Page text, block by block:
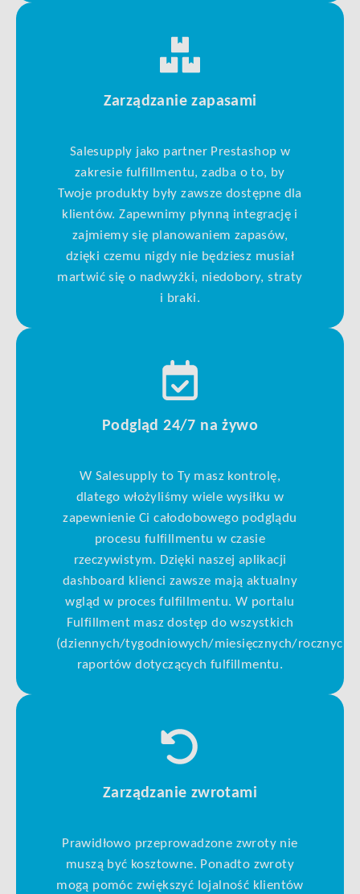
Zarządzanie zapasami
Salesupply jako partner Prestashop w
zakresie fulfillmentu, zadba o to, by
Twoje produkty były zawsze dostępne dla
klientów. Zapewnimy płynną integrację i
zajmiemy się planowaniem zapasów,
dzięki czemu nigdy nie będziesz musiał
martwić się o nadwyżki, niedobory, straty
i braki.
Podgląd 24/7 na żywo
W Salesupply to Ty masz kontrolę,
dlatego włożyliśmy wiele wysiłku w
zapewnienie Ci całodobowego podglądu
procesu fulfillmentu w czasie
rzeczywistym. Dzięki naszej aplikacji
dashboard klienci zawsze mają aktualny
wgląd w proces fulfillmentu. W portalu
Fulfillment masz dostęp do wszystkich
(dziennych/tygodniowych/miesięcznych/rocznych)
raportów dotyczących fulfillmentu.
Zarządzanie zwrotami
Prawidłowo przeprowadzone zwroty nie
muszą być kosztowne. Ponadto zwroty
mogą pomóc zwiększyć lojalność klientów